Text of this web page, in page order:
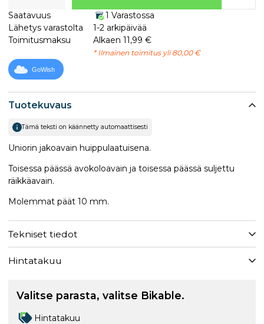
Tuotekuvaus
Tämä teksti on käännetty automaattisesti
Uniorin jakoavain huippulaatuisena.
Toisessa päässä avokoloavain ja toisessa päässä suljettu
räikkäavain.
Molemmat päät 10 mm.
Tekniset tiedot
Hintatakuu
Saatavuus
1 Varastossa
Lähetys varastolta
1-2 arkipäivää
Toimitusmaksu
Alkaen 11,99 €
* Ilmainen toimitus yli 80,00 €
GoWish
Valitse parasta, valitse Bikable.
Hintatakuu